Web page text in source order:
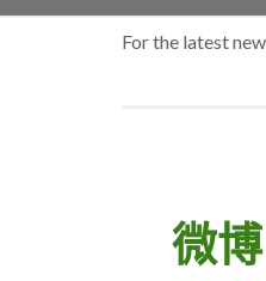
For the latest
微